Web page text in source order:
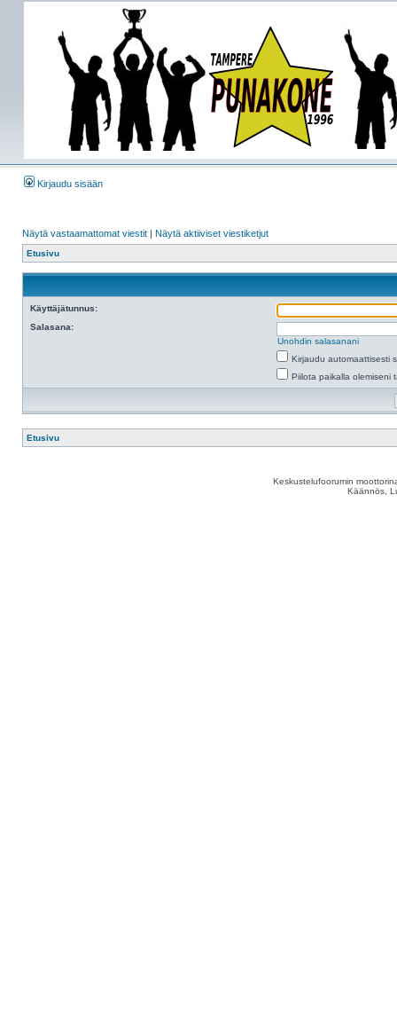
Kirjaudu sisään
Näytä vastaamattomat viestit | Näytä aktiiviset viestiketjut
Etusivu
Käyttäjätunnus:
Salasana:
Unohdin salasanani
Kirjaudu automaattisesti
Piilota paikalla olemiseni
Etusivu
Keskustelufoorumin
Käännös,